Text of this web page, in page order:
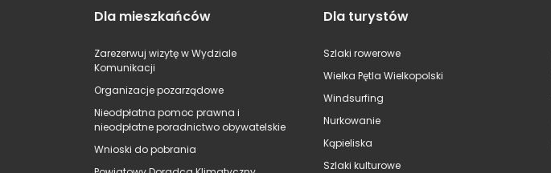
Dla mieszkańców
Zarezerwuj wizytę w Wydziale
Komunikacji
Organizacje pozarządowe
Nieodpłatna pomoc prawna i
nieodpłatne poradnictwo obywatelskie
Wnioski do pobrania
Dla turystów
Szlaki rowerowe
Wielka Pętla Wielkopolski
Windsurfing
Nurkowanie
Kąpieliska
Szlaki kulturowe